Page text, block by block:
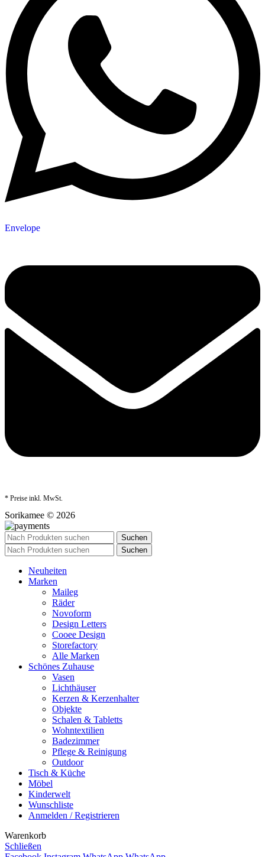
Envelope
* Preise inkl. MwSt.
Sorikamee © 2026
Suchen
Suchen
Neuheiten
Marken
Maileg
Räder
Novoform
Design Letters
Cooee Design
Storefactory
Alle Marken
Schönes Zuhause
Vasen
Lichthäuser
Kerzen & Kerzenhalter
Objekte
Schalen & Tabletts
Wohntextilien
Badezimmer
Pflege & Reinigung
Outdoor
Tisch & Küche
Möbel
Kinderwelt
Wunschliste
Anmelden / Registrieren
Warenkorb
Schließen